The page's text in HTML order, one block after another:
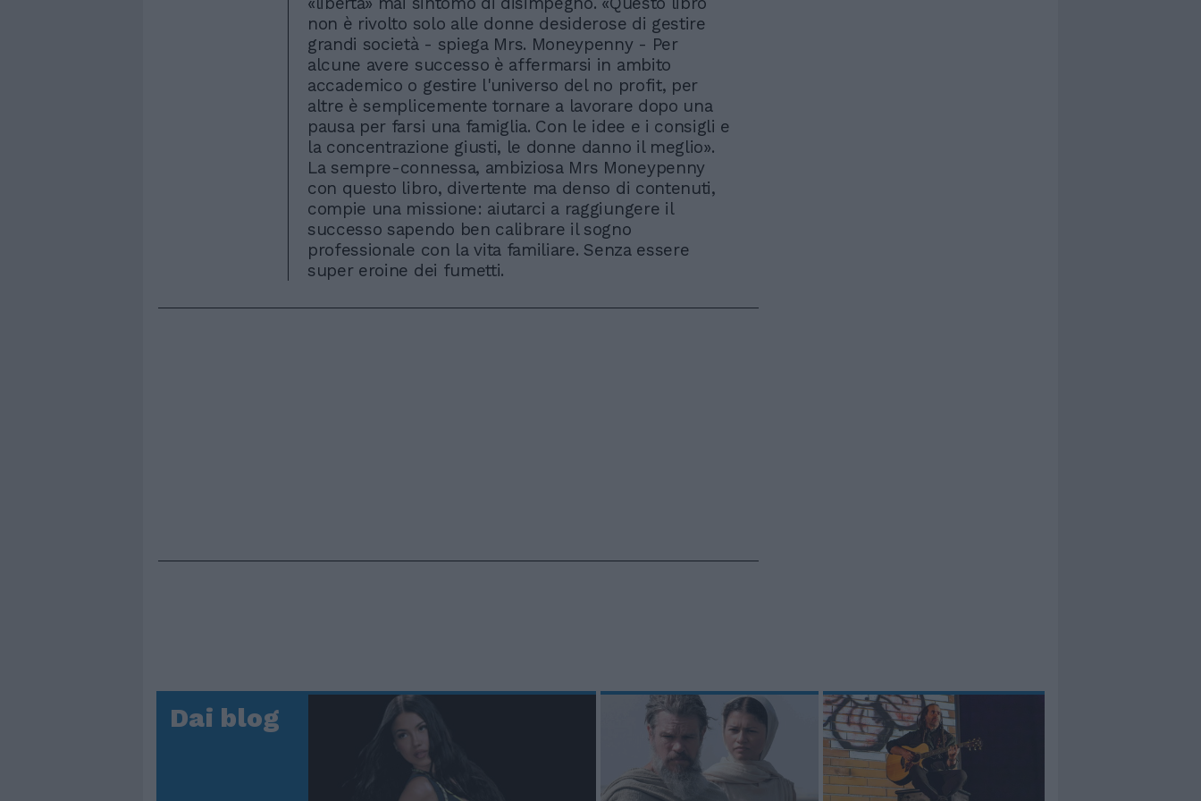
non è rivolto solo alle donne desiderose di gestire
grandi società - spiega Mrs. Moneypenny - Per
alcune avere successo è affermarsi in ambito
accademico o gestire l'universo del no profit, per
altre è semplicemente tornare a lavorare dopo una
pausa per farsi una famiglia. Con le idee e i consigli e
la concentrazione giusti, le donne danno il meglio».
La sempre-connessa, ambiziosa Mrs Moneypenny
con questo libro, divertente ma denso di contenuti,
compie una missione: aiutarci a raggiungere il
successo sapendo ben calibrare il sogno
professionale con la vita familiare. Senza essere
super eroine dei fumetti.
Dai blog